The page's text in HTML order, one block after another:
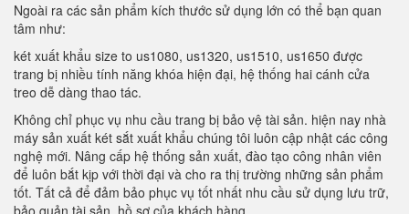
Ngoài ra các sản phẩm kích thước sử dụng lớn có thể bạn quan
tâm như:
két xuất khẩu size to us1080, us1320, us1510, us1650 được
trang bị nhiều tính năng khóa hiện đại, hệ thống hai cánh cửa
treo dễ dàng thao tác.
Không chỉ phục vụ nhu cầu trang bị bảo vệ tài sản. hiện nay nhà
máy sản xuất két sắt xuất khẩu chúng tôi luôn cập nhật các công
nghệ mới. Nâng cấp hệ thống sản xuất, đào tạo công nhân viên
để luôn bắt kịp với thời đại và cho ra thị trường những sản phẩm
tốt. Tất cả để đảm bảo phục vụ tốt nhất nhu cầu sử dụng lưu trữ,
bảo quản tài sản, hồ sơ của khách hàng.